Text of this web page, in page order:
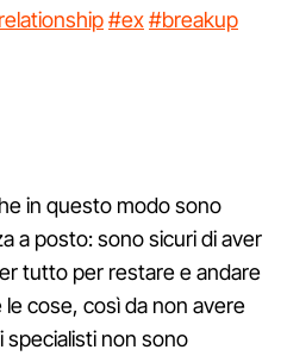
#ex#breakup
in questo modo sono
a posto: sono sicuri di aver
tutto per restare e andare
cose, così da non avere
specialisti non sono